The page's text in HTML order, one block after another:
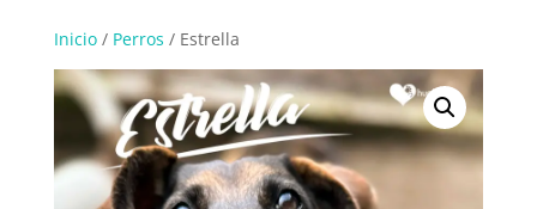
Inicio/ Perros / Estrella